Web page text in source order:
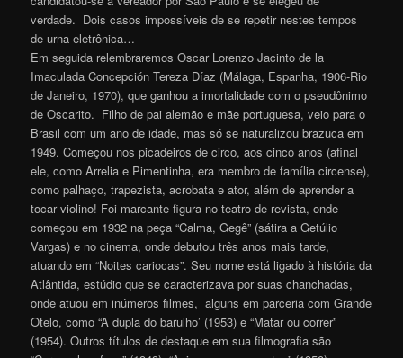
verdade. Dois casos impossíveis de se repetir nestes tempos
de urna eletrônica…
Em seguida relembraremos Oscar Lorenzo Jacinto de la
Imaculada Concepción Tereza Díaz (Málaga, Espanha, 1906-Rio
de Janeiro, 1970), que ganhou a imortalidade com o pseudônimo
de Oscarito. Filho de pai alemão e mãe portuguesa, veio para o
Brasil com um ano de idade, mas só se naturalizou brazuca em
1949. Começou nos picadeiros de circo, aos cinco anos (afinal
ele, como Arrelia e Pimentinha, era membro de família circense),
como palhaço, trapezista, acrobata e ator, além de aprender a
tocar violino! Foi marcante figura no teatro de revista, onde
começou em 1932 na peça “Calma, Gegê” (sátira a Getúlio
Vargas) e no cinema, onde debutou três anos mais tarde,
atuando em “Noites cariocas”. Seu nome está ligado à história da
Atlântida, estúdio que se caracterizava por suas chanchadas,
onde atuou em inúmeros filmes, alguns em parceria com Grande
Otelo, como “A dupla do barulho’ (1953) e “Matar ou correr”
(1954). Outros títulos de destaque em sua filmografia são